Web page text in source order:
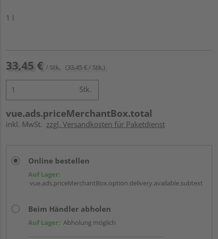
1 l
33,45 € / Stk. (33,45 € / Stk.)
Stk.
vue.ads.priceMerchantBox.total
inkl. MwSt. zzgl. Versandkosten für Paketdienst
Online bestellen
Auf Lager:
vue.ads.priceMerchantBox.option.delivery.available.subtext
Beim Händler abholen
Auf Lager: Abholung möglich